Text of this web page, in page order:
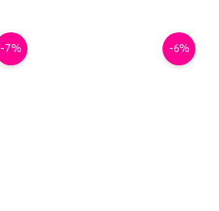
-7% -6%